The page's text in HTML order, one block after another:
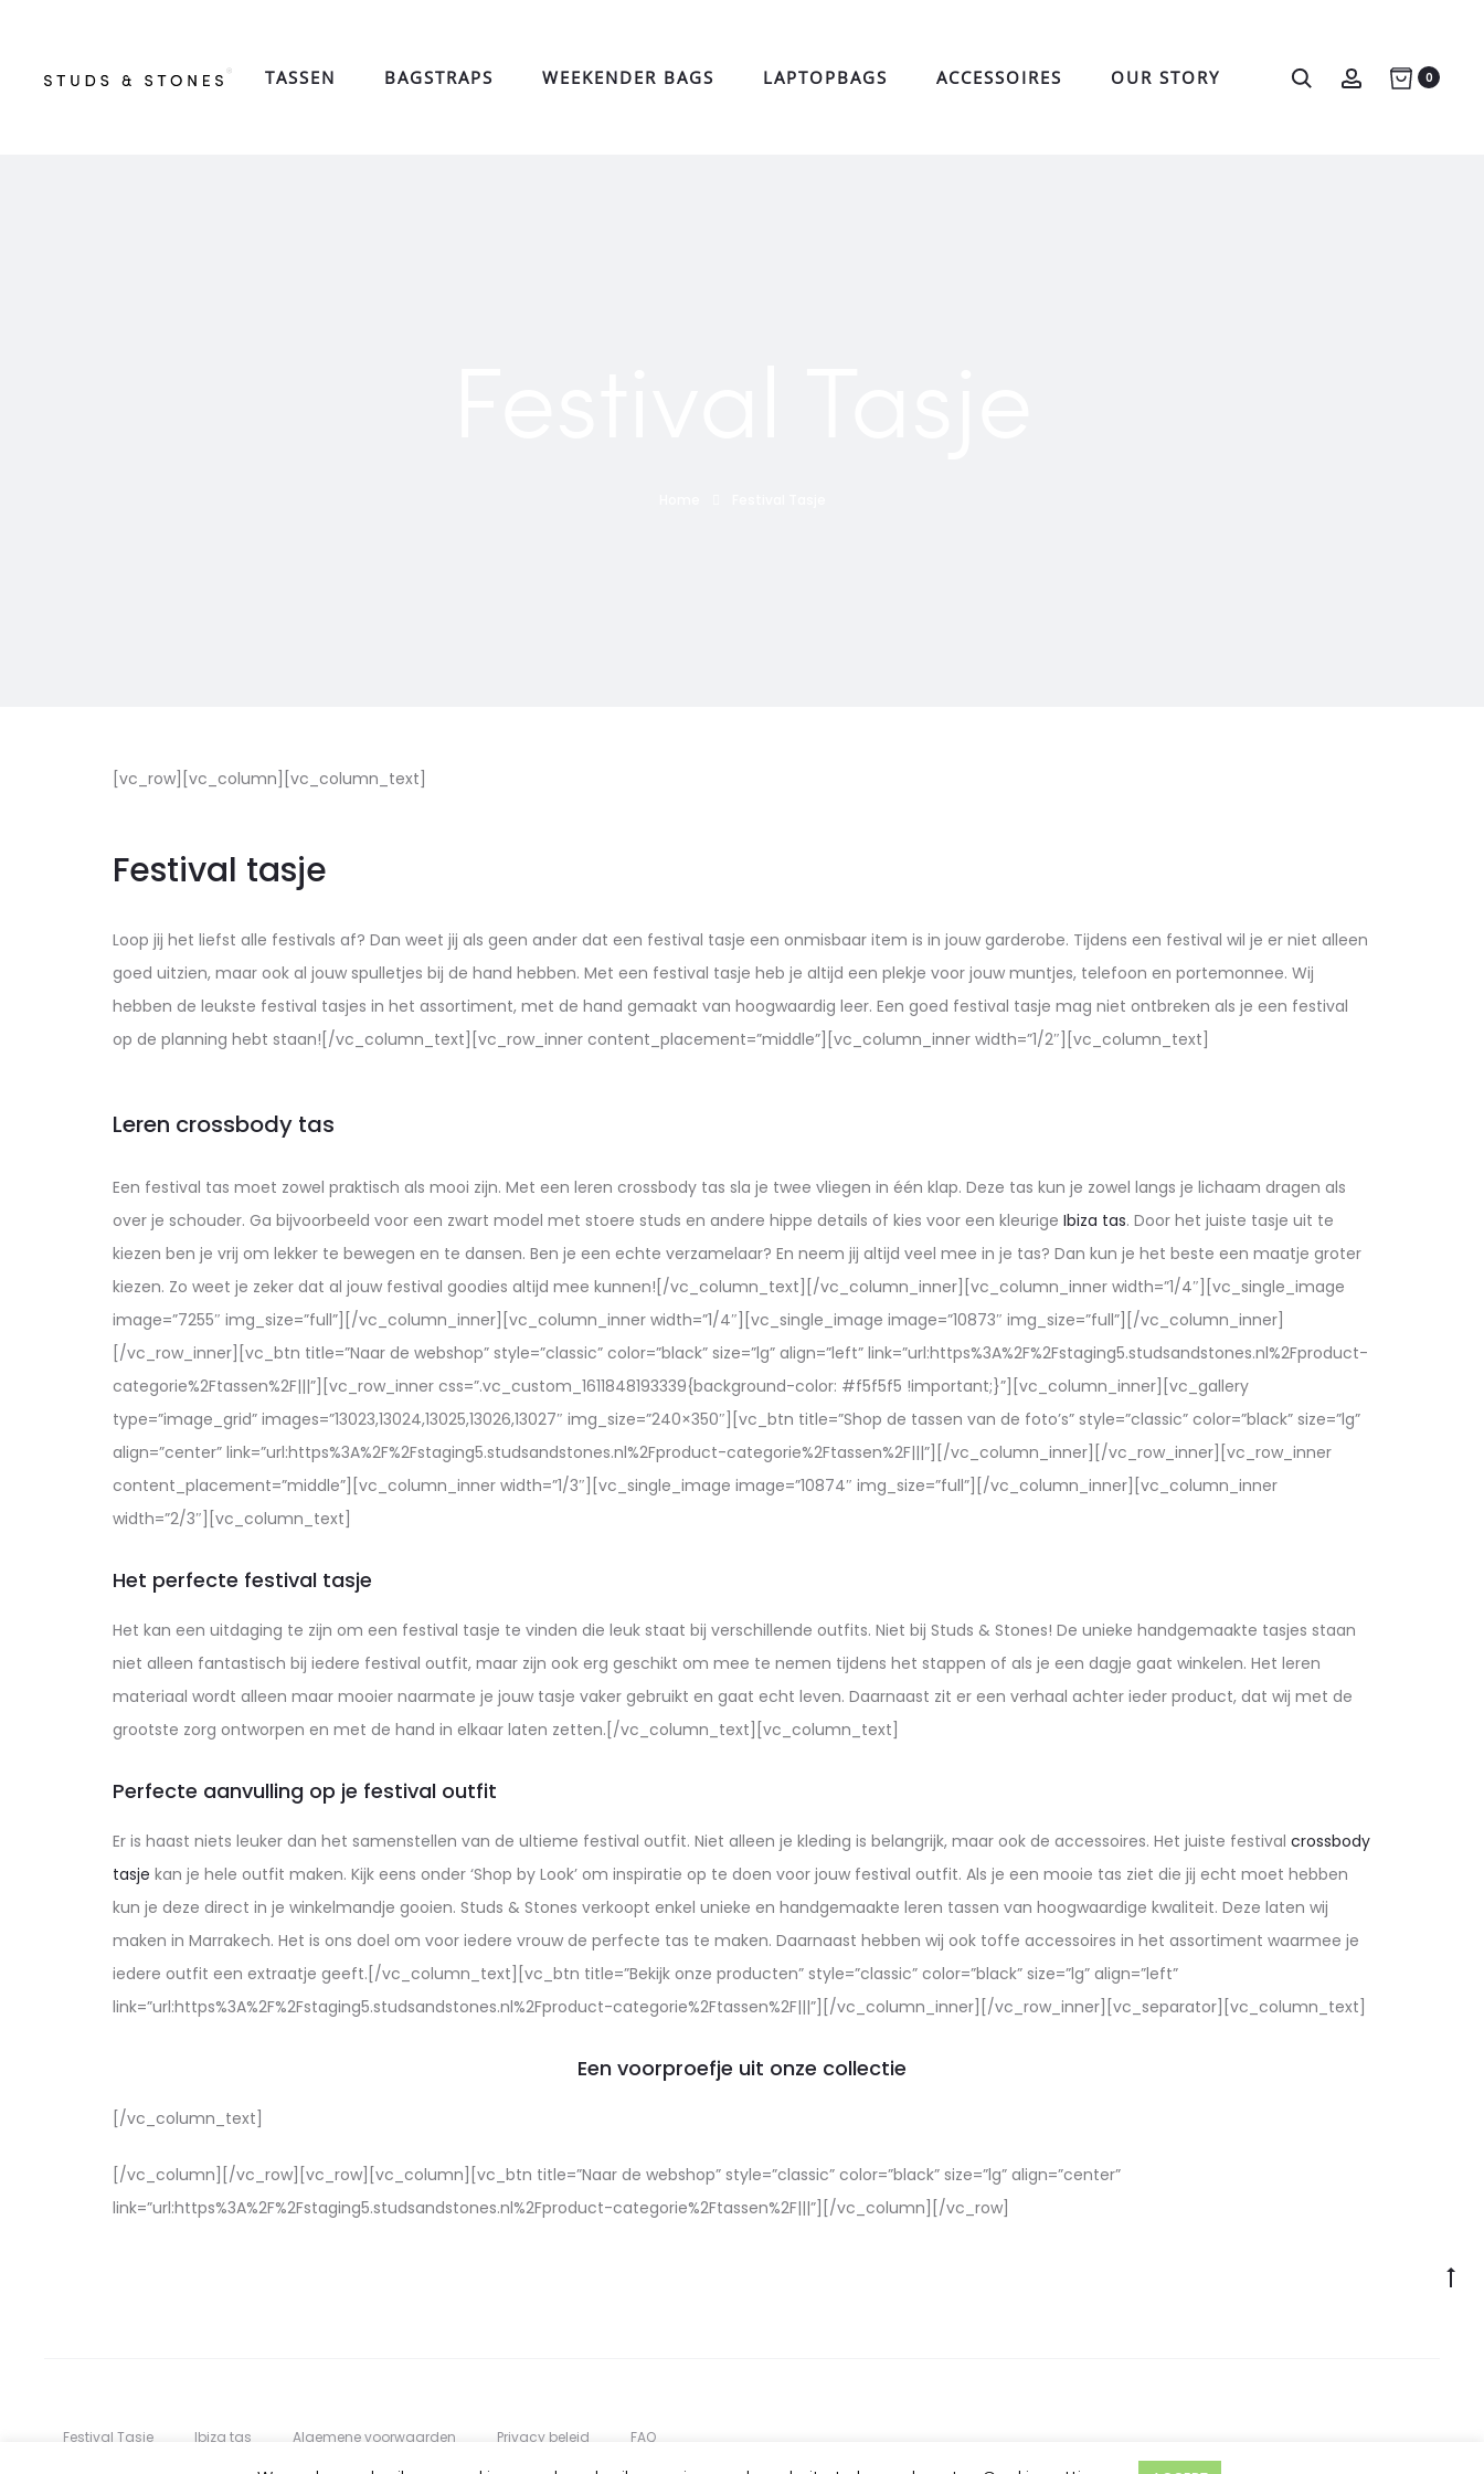
TASSEN BAGSTRAPS WEEKENDER BAGS LAPTOPBAGS ACCESSOIRES OUR STORY Search Account0
[vc_row][vc_column][vc_column_text]
Festival tasje
Loop jij het liefst alle festivals af? Dan weet jij als geen ander dat een festival tasje een onmisbaar item is in jouw garderobe. Tijdens een festival wil je er niet alleen
goed uitzien, maar ook al jouw spulletjes bij de hand hebben. Met een festival tasje heb je altijd een plekje voor jouw muntjes, telefoon en portemonnee. Wij
hebben de leukste festival tasjes in het assortiment, met de hand gemaakt van hoogwaardig leer. Een goed festival tasje mag niet ontbreken als je een festival
op de planning hebt staan![/vc_column_text][vc_row_inner content_placement=”middle”][vc_column_inner width=”1/2″][vc_column_text]
Leren crossbody tas
Een festival tas moet zowel praktisch als mooi zijn. Met een leren crossbody tas sla je twee vliegen in één klap. Deze tas kun je zowel langs je lichaam dragen als
over je schouder. Ga bijvoorbeeld voor een zwart model met stoere studs en andere hippe details of kies voor een kleurige Ibiza tas. Door het juiste tasje uit te
kiezen ben je vrij om lekker te bewegen en te dansen. Ben je een echte verzamelaar? En neem jij altijd veel mee in je tas? Dan kun je het beste een maatje groter
kiezen. Zo weet je zeker dat al jouw festival goodies altijd mee kunnen![/vc_column_text][/vc_column_inner][vc_column_inner width=”1/4″][vc_single_image
image=”7255″ img_size=”full”][/vc_column_inner][vc_column_inner width=”1/4″][vc_single_image image=”10873″ img_size=”full”][/vc_column_inner]
[/vc_row_inner][vc_btn title=”Naar de webshop” style=”classic” color=”black” size=”lg” align=”left” link=”url:https%3A%2F%2Fstaging5.studsandstones.nl%2Fproduct-
categorie%2Ftassen%2F|||”][vc_row_inner css=”.vc_custom_1611848193339{background-color: #f5f5f5 !important;}”][vc_column_inner][vc_gallery
type=”image_grid” images=”13023,13024,13025,13026,13027″ img_size=”240×350″][vc_btn title=”Shop de tassen van de foto’s” style=”classic” color=”black” size=”lg”
align=”center” link=”url:https%3A%2F%2Fstaging5.studsandstones.nl%2Fproduct-categorie%2Ftassen%2F|||”][/vc_column_inner][/vc_row_inner][vc_row_inner
content_placement=”middle”][vc_column_inner width=”1/3″][vc_single_image image=”10874″ img_size=”full”][/vc_column_inner][vc_column_inner
width=”2/3″][vc_column_text]
Het perfecte festival tasje
Het kan een uitdaging te zijn om een festival tasje te vinden die leuk staat bij verschillende outfits. Niet bij Studs & Stones! De unieke handgemaakte tasjes staan
niet alleen fantastisch bij iedere festival outfit, maar zijn ook erg geschikt om mee te nemen tijdens het stappen of als je een dagje gaat winkelen. Het leren
materiaal wordt alleen maar mooier naarmate je jouw tasje vaker gebruikt en gaat echt leven. Daarnaast zit er een verhaal achter ieder product, dat wij met de
grootste zorg ontworpen en met de hand in elkaar laten zetten.[/vc_column_text][vc_column_text]
Perfecte aanvulling op je festival outfit
Er is haast niets leuker dan het samenstellen van de ultieme festival outfit. Niet alleen je kleding is belangrijk, maar ook de accessoires. Het juiste festival crossbody
tasje kan je hele outfit maken. Kijk eens onder ‘Shop by Look’ om inspiratie op te doen voor jouw festival outfit. Als je een mooie tas ziet die jij echt moet hebben
kun je deze direct in je winkelmandje gooien. Studs & Stones verkoopt enkel unieke en handgemaakte leren tassen van hoogwaardige kwaliteit. Deze laten wij
maken in Marrakech. Het is ons doel om voor iedere vrouw de perfecte tas te maken. Daarnaast hebben wij ook toffe accessoires in het assortiment waarmee je
iedere outfit een extraatje geeft.[/vc_column_text][vc_btn title=”Bekijk onze producten” style=”classic” color=”black” size=”lg” align=”left”
link=”url:https%3A%2F%2Fstaging5.studsandstones.nl%2Fproduct-categorie%2Ftassen%2F|||”][/vc_column_inner][/vc_row_inner][vc_separator][vc_column_text]
Een voorproefje uit onze collectie
[/vc_column_text]
[/vc_column][/vc_row][vc_row][vc_column][vc_btn title=”Naar de webshop” style=”classic” color=”black” size=”lg” align=”center”
link=”url:https%3A%2F%2Fstaging5.studsandstones.nl%2Fproduct-categorie%2Ftassen%2F|||”][/vc_column][/vc_row]
Festival Tasje Ibiza tas Algemene voorwaarden Privacy beleid
FAQ